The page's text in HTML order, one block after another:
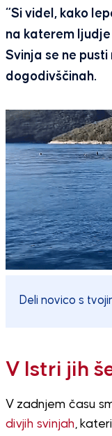
“Si videl, kako
na katerem
Svinja se ne
dogodivščinah.
Deli novico s
V Istri jih
V zadnjem času
divjih svinjah ,